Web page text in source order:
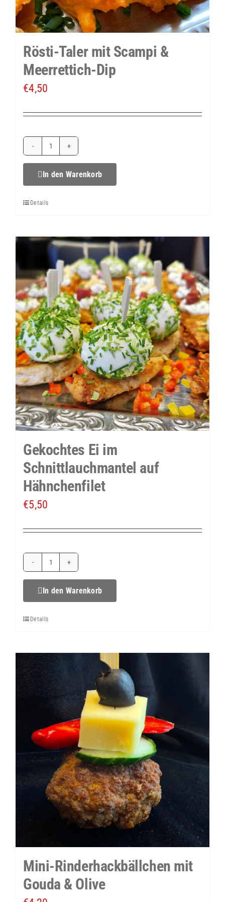
Rösti-Taler mit Scampi &
Meerrettich-Dip
€4,50
Rösti-
Taler
Meerrettich-
Dip
Menge
In den Warenkorb
Details
Gekochtes Ei im
Schnittlauchmantel auf
Hähnchenfilet
€5,50
Gekochtes
Ei
Hähnchenfilet
Menge
In den Warenkorb
Details
Mini-Rinderhackbällchen mit
Gouda & Olive